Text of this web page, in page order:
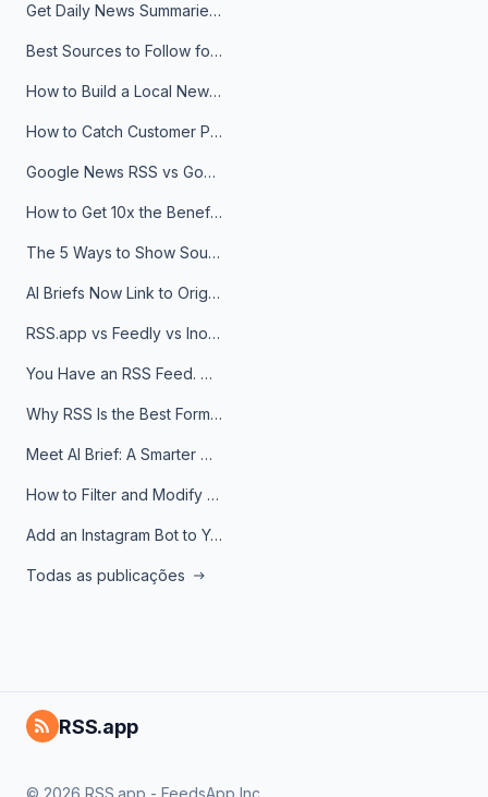
Get Daily News Summaries About Any Topic in Telegram, Discord, Slack, and Email
Best Sources to Follow for Crypto News in Your Reader (2026)
How to Build a Local News Hub That Updates Itself
How to Catch Customer Problems Before They Become Support Tickets
Google News RSS vs Google Alerts: Which Is Better for News Monitoring?
How to Get 10x the Benefits of Google Alerts
The 5 Ways to Show Sources in Your AI Brief, And When to Use Each
AI Briefs Now Link to Original Sources. Here's Why It Matters
RSS.app vs Feedly vs Inoreader: Which One Is Actually Right for You?
You Have an RSS Feed. Now What?
Why RSS Is the Best Format for AI Agents in 2026
Meet AI Brief: A Smarter Way to Stay on Top of Information
How to Filter and Modify RSS Feeds
Add an Instagram Bot to Your Telegram Channel, Group, or Topic
Todas as publicações
RSS.app